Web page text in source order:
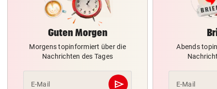
Guten Morgen
Morgens topinformiert über die
Nachrichten des Tages
E-Mail send
Abschicken
Abends
E-Mail